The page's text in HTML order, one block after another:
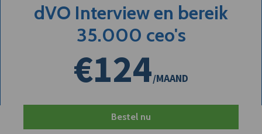
dVO Interview en bereik
35.000 ceo's
€124/MAAND
Bestel nu